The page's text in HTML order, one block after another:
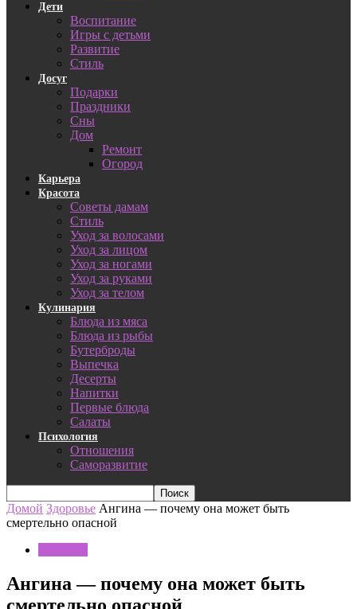
Дети
Воспитание
Игры с детьми
Развитие
Стиль
Досуг
Подарки
Праздники
Сны
Дом
Ремонт
Огород
Карьера
Красота
Советы дамам
Стиль
Уход за волосами
Уход за лицом
Уход за ногами
Уход за руками
Уход за телом
Кулинария
Блюда из мяса
Блюда из рыбы
Бутерброды
Выпечка
Десерты
Напитки
Первые блюда
Салаты
Психология
Отношения
Саморазвитие
Домой Здоровье Ангина — почему она может быть
смертельно опасной
Ангина — почему она может быть